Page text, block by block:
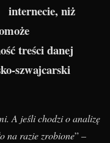
internecie, niż
treści danej
szwajcarski
A jeśli chodzi o analizę
na razie zrobione” –